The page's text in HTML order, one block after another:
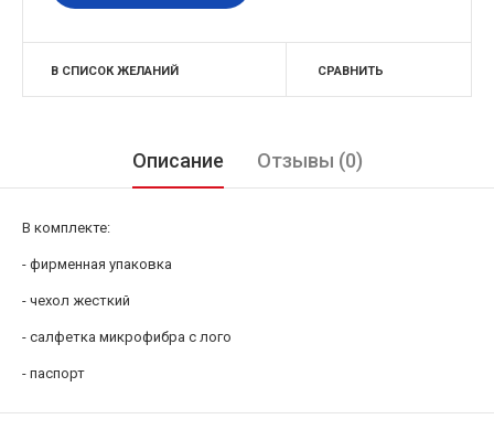
В СПИСОК ЖЕЛАНИЙ СРАВНИТЬ
Описание Отзывы (0)
В комплекте:
- фирменная упаковка
- чехол жесткий
- салфетка микрофибра с лого
- паспорт